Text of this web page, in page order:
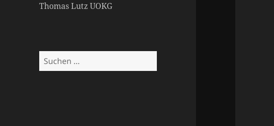
Thomas LutzUOKG
Suchen
nach: